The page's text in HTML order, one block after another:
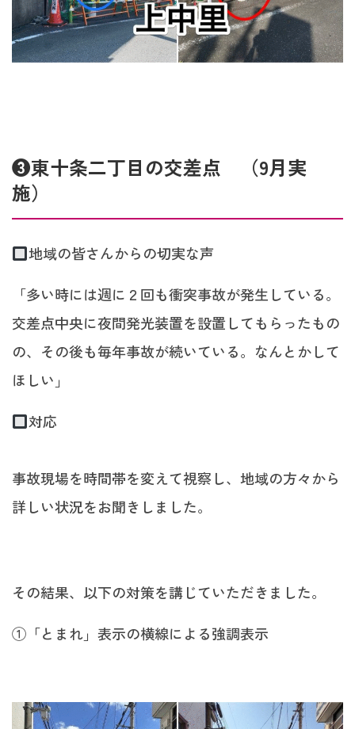
❸東十条二丁目の交差点 （9月実
施）
地域の皆さんからの切実な声
「多い時には週に２回も衝突事故が発生している。
交差点中央に夜間発光装置を設置してもらったもの
の、その後も毎年事故が続いている。なんとかして
ほしい」
対応
事故現場を時間帯を変えて視察し、地域の方々から
詳しい状況をお聞きしました。
その結果、以下の対策を講じていただきました。
①「とまれ」表示の横線による強調表示